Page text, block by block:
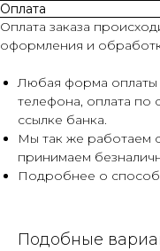
Оплата
Оплата заказа
оформления и
Любая форма оплаты
телефона, оплата по
ссылке банка.
Мы так же работаем
принимаем
Подробнее о
Подобные